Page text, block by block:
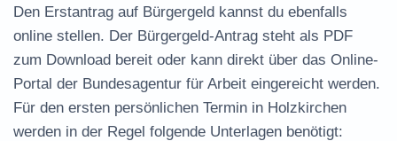
Den Erstantrag auf Bürgergeld kannst du ebenfalls
online stellen. Der Bürgergeld-Antrag steht als PDF
zum Download bereit oder kann direkt über das Online-
Portal der Bundesagentur für Arbeit eingereicht werden.
Für den ersten persönlichen Termin in Holzkirchen
werden in der Regel folgende Unterlagen benötigt: